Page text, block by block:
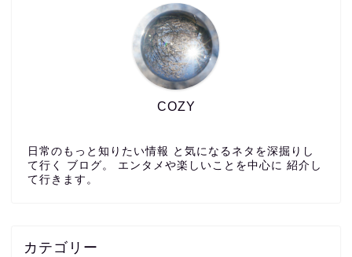
COZY
日常のもっと知りたい情報 と気になるネタを深掘りし
て行く ブログ。 エンタメや楽しいことを中心に 紹介し
て行きます。
カテゴリー